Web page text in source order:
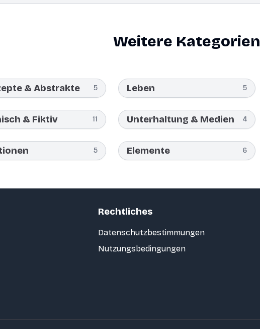
Weitere Kategorien
& Abstrakte 5 Leben 5
& Fiktiv 11 Unterhaltung & Medien 4
5 Elemente 6
Rechtliches
Datenschutzbestimmungen
Nutzungsbedingungen